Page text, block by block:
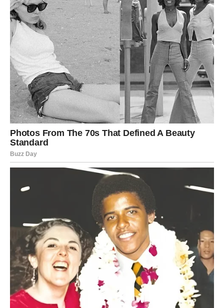
tražite potvrdu spolja – jer je pronalazite iznutra.
Ova unutrašnja stabilnost otvara vrata novoj sreći. Jer
kada ste vi mirni, život počinje da sarađuje sa vama.
KARMIČKA PORUKA SEDMICE
ZA RAKA
Karma vam ove sedmice poručuje:bol koji ste nosili nije
bio uzaludan. Sve suze, sve sumnje i sva ćutanja sada se
pretvaraju u mudrost i snagu.
Ljudi koji su vas povredili polako gube uticaj. Situacije
koje su vas gušile završavaju se. Otvara se prostor za
nove početke koji su u skladu sa vašom dušom.
Ovo je sedmica u kojoj se jedan karmički krug zatvara, a
drugi – mnogo lakši i srećniji – otvara. Vi više ne nosite
teret prošlosti. Sada nosite nadu.